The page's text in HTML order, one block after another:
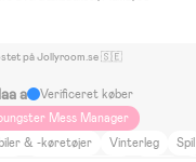
på Jollyroom.se 🇸🇪
a
Verificeret køber
Mess Manager
& -køretøjer
Vinterleg Spil